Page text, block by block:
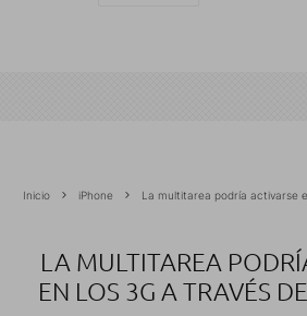
Inicio iPhone La multitarea podría activarse
LA MULTITAREA
EN LOS 3G A TRAVÉS